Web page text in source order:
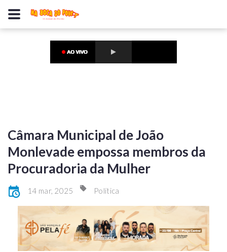
Câmara Municipal de João
Monlevade empossa membros da
Procuradoria da Mulher
14 mar, 2025 Política